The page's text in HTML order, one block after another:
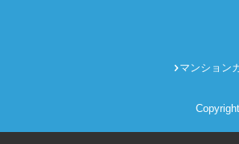
マンション